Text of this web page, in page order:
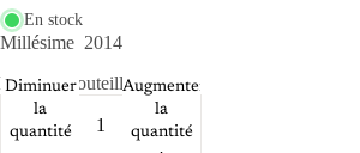
En stock
Millésime 2014
Format Bouteille 75cl
Diminuer
la
quantité
Augmenter
la
quantité